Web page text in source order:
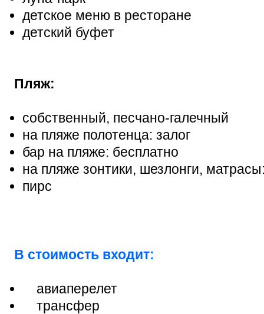
детское меню в ресторане
детский буфет
Пляж:
собственный, песчано-галечный
на пляже полотенца: залог
бар на пляже: бесплатно
на пляже зонтики, шезлонги,
пирс
В стоимость входит:
авиаперелет
трансфер